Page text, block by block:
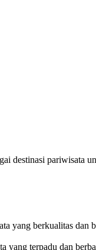
destinasi pariwisata
yang berkualitas dan
yang terpadu dan